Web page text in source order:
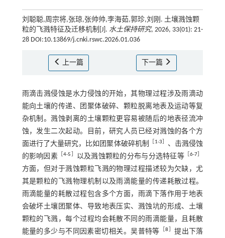
刘聪聪,周宗将,张琼,张帅帅,李海茹,郭珍,刘刚. 土壤溅蚀颗
粒的飞溅特征及迁移机制[J]. 水土保持研究, 2026, 33(01): 21-
28 DOI:10.13869/j.cnki.rswc.2026.01.036
上一篇 下一篇
雨滴击溅侵蚀是水力侵蚀的开始，其物理过程涉及雨滴动
能向土壤的传递、团聚体破碎、颗粒脱离地表及运动等复
杂机制。溅蚀剥离的土壤颗粒更容易被随后的地表径流冲
蚀，发生二次起动。目前，研究人员已经对溅蚀的各个方
面进行了大量研究，比如团聚体破碎机制
1-3
、击溅侵蚀
的影响因素［4-5 以及溅蚀颗粒的分布与分选特征等［6-7
方面，但对于溅蚀颗粒飞溅的物理过程描述较为欠缺，尤
其是颗粒的飞溅物理机制以及雨滴能量的传递耗散过程。
雨滴能量的耗散过程包含多个方面，雨滴下落作用于地表
会破坏土壤团聚体、导致地表压实、溅蚀坑的形成、土壤
颗粒的飞溅，每个过程均会耗散不同的雨滴能量，且耗散
能量的多少与不同因素密切相关。吴普特等 ［8 ］提出下落